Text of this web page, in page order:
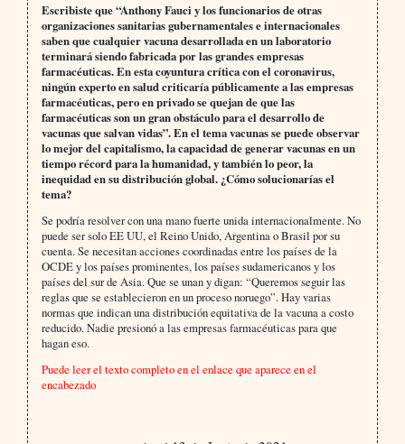
Escribiste que “Anthony Fauci y los funcionarios de otras
organizaciones sanitarias gubernamentales e internacionales
saben que cualquier vacuna desarrollada en un laboratorio
terminará siendo fabricada por las grandes empresas
farmacéuticas. En esta coyuntura crítica con el coronavirus,
ningún experto en salud criticaría públicamente a las empresas
farmacéuticas, pero en privado se quejan de que las
farmacéuticas son un gran obstáculo para el desarrollo de
vacunas que salvan vidas”. En el tema vacunas se puede observar
lo mejor del capitalismo, la capacidad de generar vacunas en un
tiempo récord para la humanidad, y también lo peor, la
inequidad en su distribución global. ¿Cómo solucionarías el
tema?
Se podría resolver con una mano fuerte unida internacionalmente. No
puede ser solo EE UU, el Reino Unido, Argentina o Brasil por su
cuenta. Se necesitan acciones coordinadas entre los países de la
OCDE y los países prominentes, los países sudamericanos y los
países del sur de Asia. Que se unan y digan: “Queremos seguir las
reglas que se establecieron en un proceso noruego”. Hay varias
normas que indican una distribución equitativa de la vacuna a costo
reducido. Nadie presionó a las empresas farmacéuticas para que
hagan eso.
Puede leer el texto completo en el enlace que aparece en el
encabezado